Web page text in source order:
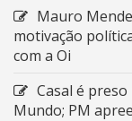
Mauro
motivação
com a Oi
Casal é
Mundo; PM